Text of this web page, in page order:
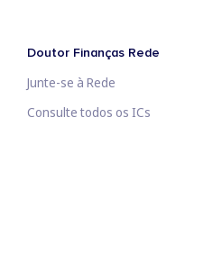
Doutor Finanças Rede
Junte-se à Rede
Consulte todos os ICs